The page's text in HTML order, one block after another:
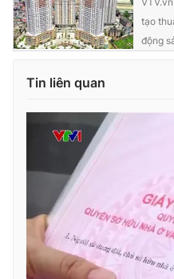
tạo
động
Tin liên quan